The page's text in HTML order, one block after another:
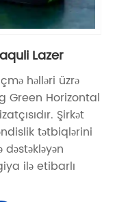
Lazer
həlləri üzrə
Green Horizontal
Şirkət
tətbiqlərini
ilə etibarlı